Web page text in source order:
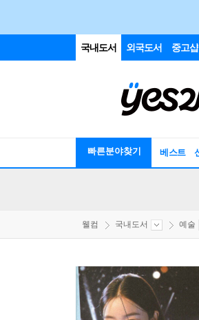
국내도서 외국도서 중고샵
빠른분야찾기 베스트
웰컴 국내도서 예술